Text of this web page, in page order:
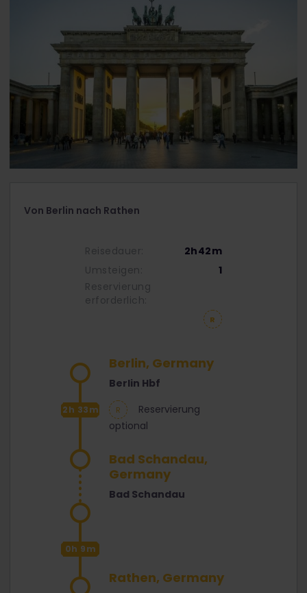
Von Berlin nach Rathen
Reisedauer:
2h42m
Umsteigen:
1
Reservierung
erforderlich:
Berlin, Germany
Berlin Hbf
2h 33m
Reservierung
optional
Bad Schandau,
Germany
Bad Schandau
0h 9m
Rathen, Germany